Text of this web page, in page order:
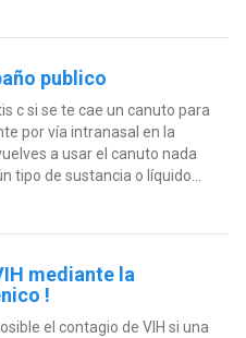
publico
c si se te cae un canuto para
por vía intranasal en la
a usar el canuto nada
tipo de sustancia o líquido...
mediante la
!
el contagio de VIH si una